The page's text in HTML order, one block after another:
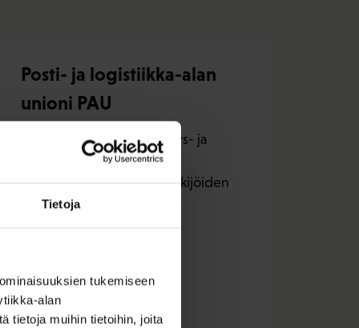
Tietoja
tukemiseen
alan
tietoja muihin tietoihin, joita
Posti- ja logistiikka-alan
unioni PAU
PAU on posti-, viestinvälitys- ja
logistiikka-aloilla toimivien
toimihenkilöiden ja työntekijöiden
ammattiliitto.
Liiton omat sivut